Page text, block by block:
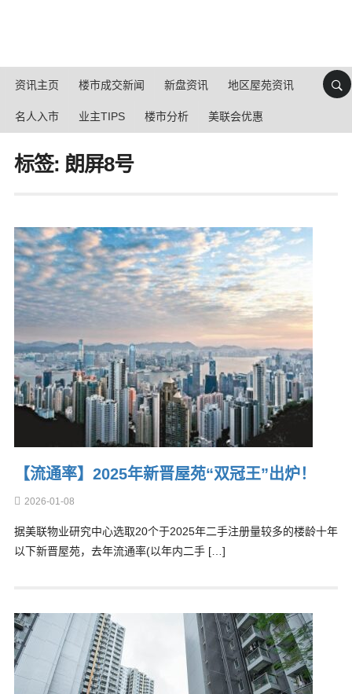
资讯主页 楼市成交新闻 新盘资讯 地区屋苑资讯
名人入市 业主TIPS 楼市分析 美联会优惠
标签: 朗屏8号
【流通率】2025年新晋屋苑“双冠王”出炉！
2026-01-08
据美联物业研究中心选取20个于2025年二手注册量较多的楼龄十年
以下新晋屋苑，去年流通率(以年内二手 […]